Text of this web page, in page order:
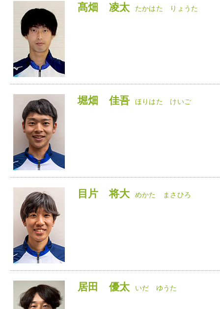
髙畑 凌太 たかはた りょうた
堀畑 佳吾 ほりはた けいご
目片 将大 めかた まさひろ
居田 優太 いだ ゆうた